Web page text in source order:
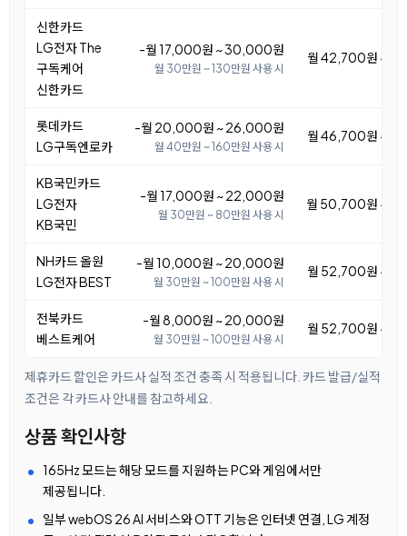
신한카드
LG전자 The
구독케어
신한카드
-월 17,000원 ~ 30,000원
월 30만원 ~ 130만원 사용 시
월 42,700원 ~
롯데카드
LG구독엔로카
-월 20,000원 ~ 26,000원
월 40만원 ~ 160만원 사용 시
월 46,700원 ~
KB국민카드
LG전자
KB국민
-월 17,000원 ~ 22,000원
월 30만원 ~ 80만원 사용 시
월 50,700원 ~
NH카드 올원
LG전자 BEST
-월 10,000원 ~ 20,000원
월 30만원 ~ 100만원 사용 시
월 52,700원 ~
전북카드
베스트케어
-월 8,000원 ~ 20,000원
월 30만원 ~ 100만원 사용 시
월 52,700원 ~
제휴카드 할인은 카드사 실적 조건 충족 시 적용됩니다. 카드 발급/실적
조건은 각 카드사 안내를 참고하세요.
상품 확인사항
165Hz 모드는 해당 모드를 지원하는 PC와 게임에서만
제공됩니다.
일부 webOS 26 AI 서비스와 OTT 기능은 인터넷 연결, LG 계정